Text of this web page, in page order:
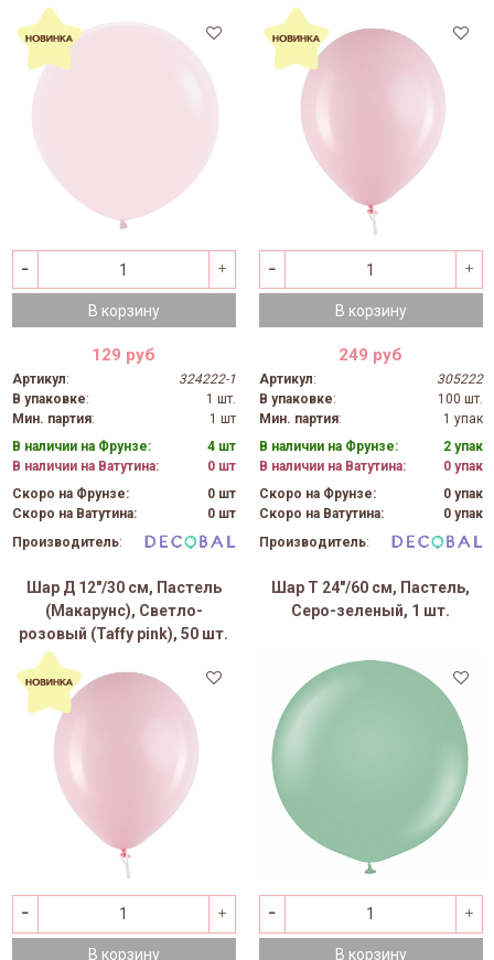
В корзину
129 руб
Артикул:
324222-1
В упаковке:
1 шт.
Мин. партия:
1 шт
В наличии на Фрунзе:
4 шт
В наличии на Ватутина:
0 шт
Скоро на Фрунзе:
0 шт
Скоро на Ватутина:
0 шт
Производитель:
В корзину
249 руб
Артикул:
305222
В упаковке:
100 шт.
Мин. партия:
1 упак
В наличии на Фрунзе:
2 упак
В наличии на Ватутина:
0 упак
Скоро на Фрунзе:
0 упак
Скоро на Ватутина:
0 упак
Производитель:
Шар Д 12"/30 см, Пастель
(Макарунс), Светло-
розовый (Taffy pink), 50 шт.
В корзину
Шар Т 24"/60 см, Пастель,
Серо-зеленый, 1 шт.
В корзину